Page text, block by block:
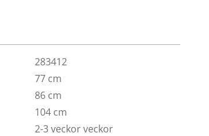
283412
77 cm
86 cm
104 cm
2-3 veckor veckor